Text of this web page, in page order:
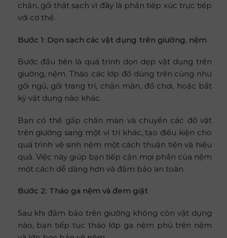
chăn, gối thật sạch vì đây là phần tiếp xúc trực tiếp
với cơ thể.
Bước 1: Dọn sạch các vật dụng trên giường, nệm
Bước đầu tiên là quá trình dọn dẹp vật dụng trên
giường, nệm. Tháo các lớp đồ dùng trên cùng như
gối ngủ, gối trang trí, chăn màn, đồ chơi, hoặc bất
kỳ vật dụng nào khác.
Bạn có thể gấp chăn màn và chuyển các đồ vật
trên giường sang một vị trí khác, tạo điều kiện cho
quá trình vệ sinh nệm một cách thuận tiện và hiệu
quả. Việc này giúp bạn tiếp cận mọi phần của nệm
một cách dễ dàng hơn và đảm bảo an toàn.
Bước 2: Tháo ga nệm và đem giặt
Sau khi đảm bảo trên giường không còn vật dụng
nào, bạn tiếp tục tháo lớp ga nệm phủ trên nệm